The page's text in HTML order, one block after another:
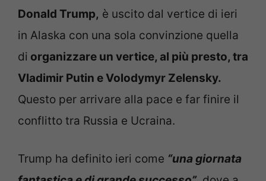
Donald Trump, è uscito dal vertice di ieri
in Alaska con una sola convinzione quella
di organizzare un vertice, al più presto, tra
Vladimir Putin e Volodymyr Zelensky.
Questo per arrivare alla pace e far finire il
conflitto tra Russia e Ucraina.
Trump ha definito ieri come “una giornata